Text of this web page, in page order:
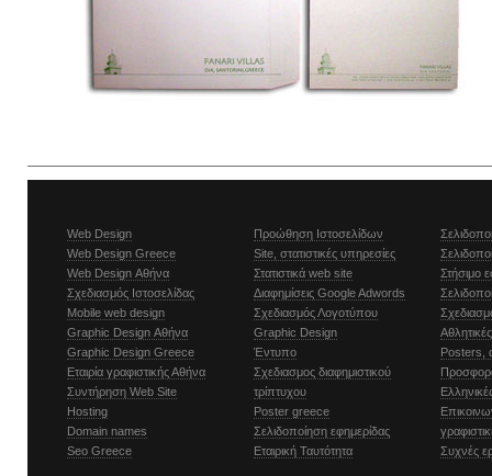
Web Design
Web Design Greece
Web Design Αθήνα
Σχεδιασμός Ιστοσελίδας
Μobile web design
Graphic Design Αθήνα
Graphic Design Greece
Εταιρία γραφιστικής Αθήνα
Συντήρηση Web Site
Hosting
Domain names
Seo Greece
Προώθηση Ιστοσελίδων
Site, στατιστικές υπηρεσίες
Στατιστικά web site
Διαφημίσεις Google Adwords
Σχεδιασμός Λογοτύπου
Graphic Design
Έντυπο
Σχεδιασμος διαφημιστικού
τρίπτυχου
Poster greece
Σελιδοποίηση εφημερίδας
Εταιρική Ταυτότητα
Στήσιμο
Posters,
Συχνές